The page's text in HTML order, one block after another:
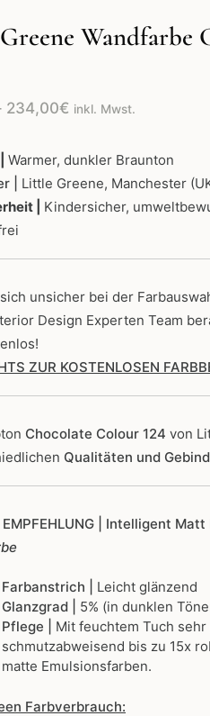
Wandfarbe
234,00€ Preisspanne:
bis
234,00€
inkl. Mwst.
Warmer, dunkler Braunton
| Little Greene, Manchester
| Kindersicher,
unsicher bei der
Design Experten Team
ZUR KOSTENLOSEN
Chocolate Colour 124 von
Qualitäten und
| Intelligent Matt
Farbanstrich | Leicht glänzend
Glanzgrad | 5% (in dunklen
Pflege | Mit feuchtem Tuch sehr
schmutzabweisend bis zu 15x
matte Emulsionsfarben.
Farbverbrauch: